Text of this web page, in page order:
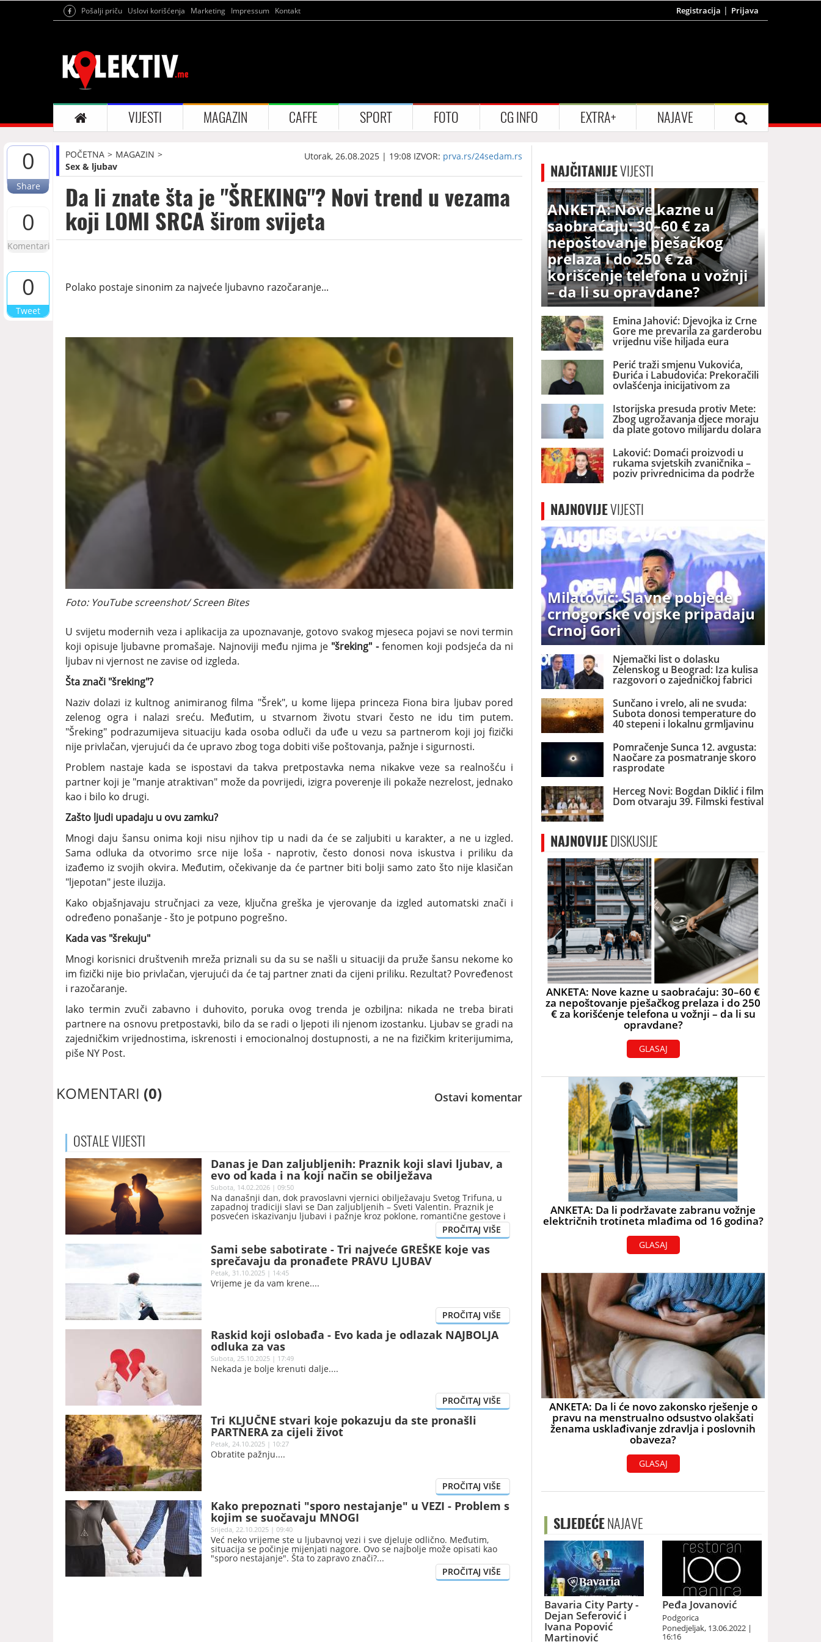
Pošalji priču Uslovi korišćenja Marketing Impressum Kontakt Registracija Prijava
VIJESTI MAGAZIN CAFFE SPORT FOTO CG INFO EXTRA+ NAJAVE
0
Share
0
Komentari
0
Tweet
POČETNA
MAGAZIN
Sex & ljubav
Utorak, 26.08.2025 | 19:08 IZVOR: prva.rs/24sedam.rs
Da li znate šta je "ŠREKING"? Novi trend u vezama
koji LOMI SRCA širom svijeta
Polako postaje sinonim za najveće ljubavno razočaranje...
Foto: YouTube screenshot/ Screen Bites
U svijetu modernih veza i aplikacija za upoznavanje, gotovo svakog mjeseca pojavi se novi termin
koji opisuje ljubavne promašaje. Najnoviji među njima je "šreking" -fenomen koji podsjeća da ni
ljubav ni vjernost ne zavise od izgleda.
Šta znači "šreking"?
Naziv dolazi iz kultnog animiranog filma "Šrek", u kome lijepa princeza Fiona bira ljubav pored
zelenog ogra i nalazi sreću. Međutim, u stvarnom životu stvari često ne idu tim putem.
"Šreking" podrazumijeva situaciju kada osoba odluči da uđe u vezu sa partnerom koji joj fizički
nije privlačan, vjerujući da će upravo zbog toga dobiti više poštovanja, pažnje i sigurnosti.
Problem nastaje kada se ispostavi da takva pretpostavka nema nikakve veze sa realnošću i
partner koji je "manje atraktivan" može da povrijedi, izigra poverenje ili pokaže nezrelost, jednako
kao i bilo ko drugi.
Zašto ljudi upadaju u ovu zamku?
Mnogi daju šansu onima koji nisu njihov tip u nadi da će se zaljubiti u karakter, a ne u izgled.
Sama odluka da otvorimo srce nije loša - naprotiv, često donosi nova iskustva i priliku da
izađemo iz svojih okvira. Međutim, očekivanje da će partner biti bolji samo zato što nije klasičan
"ljepotan" jeste iluzija.
Kako objašnjavaju stručnjaci za veze, ključna greška je vjerovanje da izgled automatski znači i
određeno ponašanje - što je potpuno pogrešno.
Kada vas "šrekuju"
Mnogi korisnici društvenih mreža priznali su da su se našli u situaciji da pruže šansu nekome ko
im fizički nije bio privlačan, vjerujući da će taj partner znati da cijeni priliku. Rezultat? Povređenost
i razočaranje.
Iako termin zvuči zabavno i duhovito, poruka ovog trenda je ozbiljna: nikada ne treba birati
partnere na osnovu pretpostavki, bilo da se radi o ljepoti ili njenom izostanku. Ljubav se gradi na
zajedničkim vrijednostima, iskrenosti i emocionalnoj dostupnosti, a ne na fizičkim kriterijumima,
piše NY Post.
KOMENTARI (0) Ostavi komentar
OSTALEVIJESTI
Danas je Dan zaljubljenih: Praznik koji slavi ljubav, a
evo od kada i na koji način se obilježava
Subota, 14.02.2026 | 09:50
Na današnji dan, dok pravoslavni vjernici obilježavaju Svetog Trifuna, u
zapadnoj tradiciji slavi se Dan zaljubljenih – Sveti Valentin. Praznik je
posvećen iskazivanju ljubavi i pažnje kroz poklone, romantične gestove i
zajedničke trenutke, ali ga, pored emotivne dimenzije, prate i gužve u
prodavnicama i pojačana potrošnja. Prema pojedinim istorijskim
tumačenjima, njegovi korijeni sežu do rimskih festivala plodnosti.
Sami sebe sabotirate - Tri najveće GREŠKE koje vas
sprečavaju da pronađete PRAVU LJUBAV
Petak, 31.10.2025 | 14:45
Vrijeme je da vam krene.
Raskid koji oslobađa - Evo kada je odlazak NAJBOLJA
odluka za vas
Subota, 25.10.2025 | 17:49
Nekada je bolje krenuti dalje.
Tri KLJUČNE stvari koje pokazuju da ste pronašli
PARTNERA za cijeli život
Petak, 24.10.2025 | 10:27
Obratite pažnju.
Kako prepoznati "sporo nestajanje" u VEZI - Problem s
kojim se suočavaju MNOGI
Srijeda, 22.10.2025 | 09:40
Već neko vrijeme ste u ljubavnoj vezi i sve djeluje odlično. Međutim,
situacija se počinje mijenjati nagore. Ovo se najbolje može opisati kao
"sporo nestajanje". Šta to zapravo znači?
NAJČITANIJEVIJESTI
ANKETA: Nove kazne u
saobraćaju: 30–60 € za
nepoštovanje pješačkog
prelaza i do 250 € za
korišćenje telefona u vožnji
– da li su opravdane?
Emina Jahović: Djevojka iz Crne
Gore me prevarila za garderobu
vrijednu više hiljada eura
Perić traži smjenu Vukovića,
Đurića i Labudovića: Prekoračili
ovlašćenja inicijativom za
promjenu naziva NB
Istorijska presuda protiv Mete:
Zbog ugrožavanja djece moraju
da plate gotovo milijardu dolara
Laković: Domaći proizvodi u
rukama svjetskih zvaničnika –
poziv privrednicima da podrže
promociju Crne Gore
NAJNOVIJEVIJESTI
Milatović: Slavne pobjede
crnogorske vojske pripadaju
Crnoj Gori
Njemački list o dolasku
Zelenskog u Beograd: Iza kulisa
razgovori o zajedničkoj fabrici
dronova u Srbiji
Sunčano i vrelo, ali ne svuda:
Subota donosi temperature do
40 stepeni i lokalnu grmljavinu
Pomračenje Sunca 12. avgusta:
Naočare za posmatranje skoro
rasprodate
Herceg Novi: Bogdan Diklić i film
Dom otvaraju 39. Filmski festival
NAJNOVIJEDISKUSIJE
ANKETA: Nove kazne u saobraćaju: 30–60 €
za nepoštovanje pješačkog prelaza i do 250
€ za korišćenje telefona u vožnji – da li su
opravdane?
GLASAJ
ANKETA: Da li podržavate zabranu vožnje
električnih trotineta mlađima od 16 godina?
GLASAJ
ANKETA: Da li će novo zakonsko rješenje o
pravu na menstrualno odsustvo olakšati
ženama usklađivanje zdravlja i poslovnih
obaveza?
GLASAJ
SLJEDEĆENAJAVE
Bavaria City Party -
Dejan Seferović i
Ivana Popović
Martinović
Peđa Jovanović
Podgorica
Ponedjeljak, 13.06.2022 |
16:16